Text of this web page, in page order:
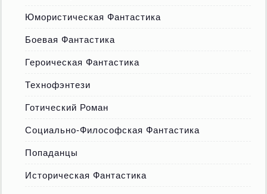
Юмористическая Фантастика
Боевая Фантастика
Героическая Фантастика
Технофэнтези
Готический Роман
Социально-Философская Фантастика
Попаданцы
Историческая Фантастика